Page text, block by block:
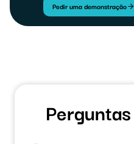
Pedir uma demonstração